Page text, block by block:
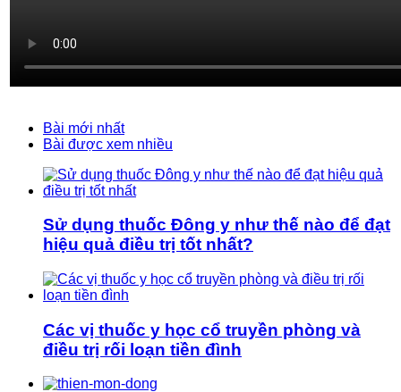
Bài mới nhất
Bài được xem nhiều
Sử dụng thuốc Đông y như thế nào để đạt
hiệu quả điều trị tốt nhất?
Các vị thuốc y học cổ truyền phòng và
điều trị rối loạn tiền đình